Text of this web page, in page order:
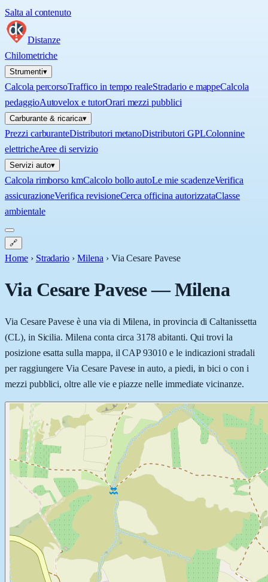
Salta al contenuto
Distanze
Chilometriche
Strumenti▾
Calcola percorsoTraffico in tempo realeStradario e mappeCalcola
pedaggioAutovelox e tutorOrari mezzi pubblici
Carburante & ricarica▾
Prezzi carburanteDistributori metanoDistributori GPLColonnine
elettricheAree di servizio
Servizi auto▾
Calcola rimborso kmCalcolo bollo autoLe mie scadenzeVerifica
assicurazioneVerifica revisioneCerca officina autorizzataClasse
ambientale
🔗
Home › Stradario › Milena › Via Cesare Pavese
Via Cesare Pavese—Milena
Via Cesare Pavese è una via di Milena, in provincia di Caltanissetta
(CL), in Sicilia. Milena conta circa 3178 abitanti. Qui trovi la
posizione esatta sulla mappa, il CAP 93010 e le indicazioni stradali
per raggiungere Via Cesare Pavese in auto, a piedi, in bici o con i
mezzi pubblici, oltre alle vie e piazze nelle immediate vicinanze.